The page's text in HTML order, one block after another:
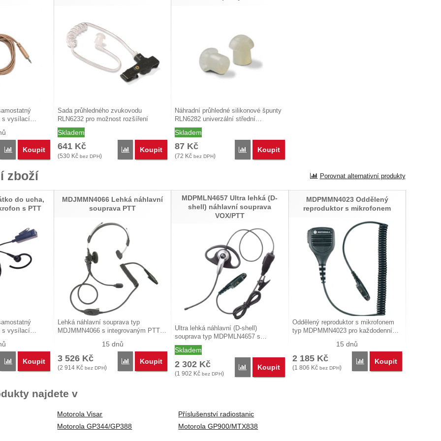
s vysílací…
Porovnat
Koupit
Sada průhledného zvukovodu
RLN6232 pro možnost rozšíření
audio…
Skladem
641 Kč
(530 Kč bez DPH)
Porovnat
Koupit
Náhradní průhledné silikonové špunty
RLN6282 univerzální střední…
Skladem
87 Kč
(72 Kč bez DPH)
Porovnat
Koupit
zboží Porovnat alternativní produkty
do ucha,
s PTT
s vysílací…
Porovnat
Koupit
MDJMMN4066 Lehká náhlavní
souprava PTT
Lehká náhlavní souprava typ
MDJMMN4066 s integrovaným PTT…
15 dnů
3 526 Kč
(2 914 Kč bez DPH)
Porovnat
Koupit
MDPMLN4657 Ultra lehká (D-
shell) náhlavní souprava
VOX/PTT
Ultra lehká náhlavní (D-shell)
souprava typ MDPMLN4657 s…
Skladem
2 302 Kč
(1 902 Kč bez DPH)
Porovnat
Koupit
MDPMMN4023 Oddělený
reproduktor s mikrofonem
Oddělený reproduktor s mikrofonem
typ MDPMMN4023 pro každodenní…
15 dnů
2 185 Kč
(1 806 Kč bez DPH)
Porovnat
Koupit
najdete v
Motorola Visar
Motorola GP344/GP388
Příslušenství radiostanic
Motorola GP900/MTX838